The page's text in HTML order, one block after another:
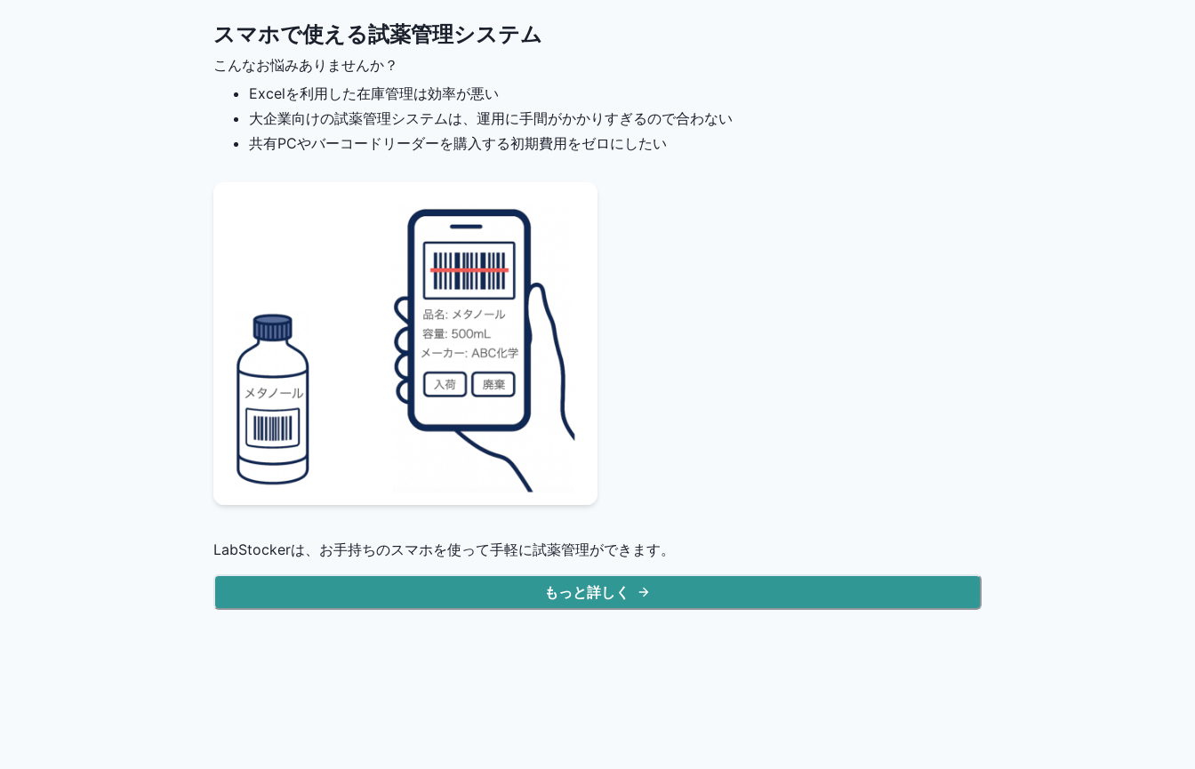
スマホで使える試薬管理システム
こんなお悩みありませんか？
Excelを利用した在庫管理は効率が悪い
大企業向けの試薬管理システムは、運用に手間がかかりすぎるので合わない
共有PCやバーコードリーダーを購入する初期費用をゼロにしたい
LabStockerは、お手持ちのスマホを使って手軽に試薬管理ができます。
もっと詳しく